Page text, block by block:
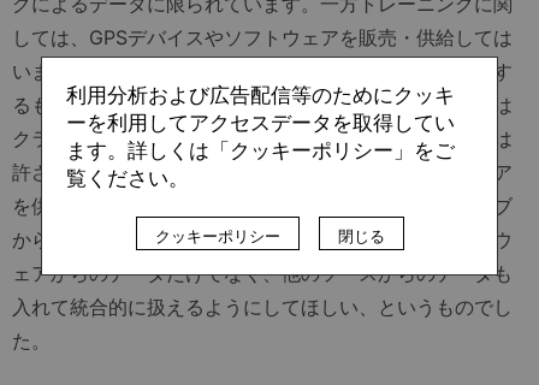
しては、GPSデバイスやソフトウェアを販売・供給しては
いますが、データそのものは全面的にプライバシーに関す
るものなので、クラブが収集し管理しています。所有権は
クラブと選手本人にあり、もちろん外部に販売することは
許されていません。我われもハードウェアとソフトウェア
を供給するだけの立場です。ソフトウェアに関してクラブ
から求められたのは、我われが提供しているGPSハードウ
ェアからのデータだけでなく、他のソースからのデータも
入れて統合的に扱えるようにしてほしい、というものでし
た。
利用分析および広告配信等のためにクッキ
ーを利用してアクセスデータを取得してい
ます。詳しくは「クッキーポリシー」をご
覧ください。
クッキーポリシー 閉じる